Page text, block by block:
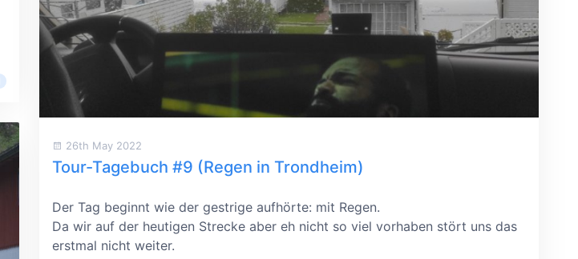
26th May 2022
Tour-Tagebuch #9 (Regen in Trondheim)
Der Tag beginnt wie der gestrige aufhörte: mit Regen.
Da wir auf der heutigen Strecke aber eh nicht so viel vorhaben stört uns das
erstmal nicht weiter.